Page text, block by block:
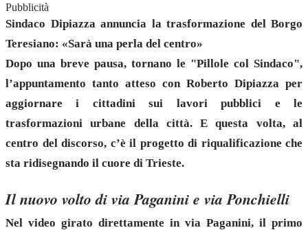
Pubblicità
Sindaco Dipiazza annuncia la trasformazione del Borgo
Teresiano: «Sarà una perla del centro»
Dopo una breve pausa, tornano le "Pillole col Sindaco",
l’appuntamento tanto atteso con Roberto Dipiazza per
aggiornare i cittadini sui lavori pubblici e le
trasformazioni urbane della città. E questa volta, al
centro del discorso, c’è il progetto di riqualificazione che
sta ridisegnando il cuore di Trieste.
Il nuovo volto di via Paganini e via Ponchielli
Nel video girato direttamente in via Paganini, il primo